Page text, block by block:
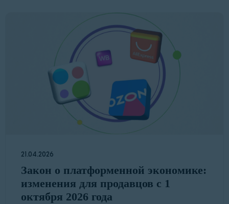
21.04.2026
Закон о платформенной экономике:
изменения для продавцов с 1
октября 2026 года